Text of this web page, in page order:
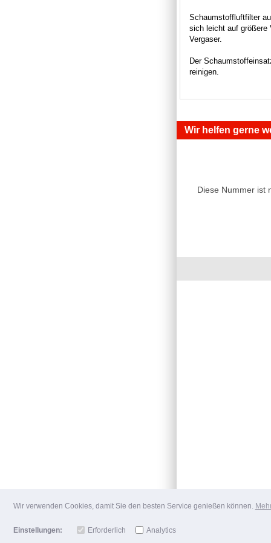
Wir verwenden Cookies, damit Sie den besten Service genießen können.
Einstellungen: Erforderlich Analytics
Schaumstoffluftfilter
sich leicht auf größere
Vergaser.
Der
reinigen.
Wir helfen gerne
Diese Nummer ist